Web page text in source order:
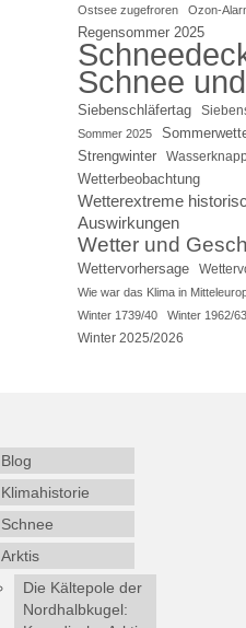
Ostsee zugefroren Ozon-
Regensommer 2025
Schnee
Siebenschläfertag
Sommer 2025
Strengwinter
Wetterbeobachtung
Wetterextreme
Auswirkungen
Wetter und
Wettervorhersage
Wie war das Klima in
Winter 1739/40
Winter 1962/63
Winter 2025/2026
Blog
Klimahistorie
Schnee
Arktis
Die Kältepole der
Nordhalbkugel: